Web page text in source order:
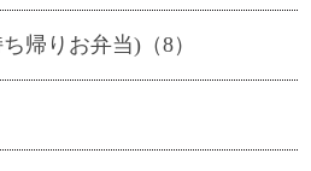
帰りお弁当)（8）